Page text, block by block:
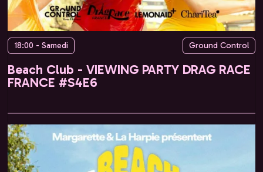
18:00 - Samedi Ground Control
Beach Club - VIEWING PARTY DRAG RACE
FRANCE #S4E6